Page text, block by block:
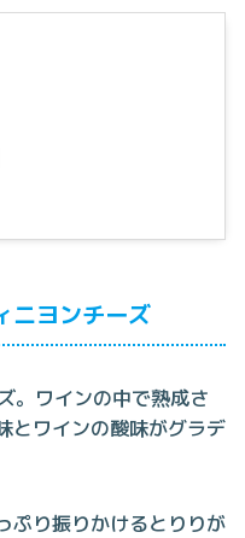
ヨンチーズ
。ワインの中で熟成さ
とワインの酸味がグラデ
ぷり振りかけるとりりが